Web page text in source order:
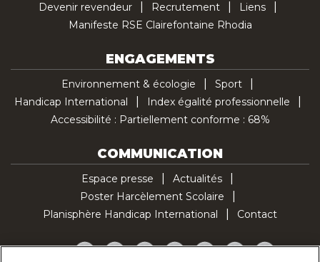
Devenir revendeur
Recrutement
Liens
Manifeste RSE Clairefontaine Rhodia
ENGAGEMENTS
Environnement & écologie
Sport
Handicap International
Index égalité professionnelle
Accessibilité : Partiellement conforme : 68%
COMMUNICATION
Espace presse
Actualités
Poster Harcèlement Scolaire
Planisphère Handicap International
Contact
Facebook
TwitterYouTubePinterestInstagramLinkedInTikTok